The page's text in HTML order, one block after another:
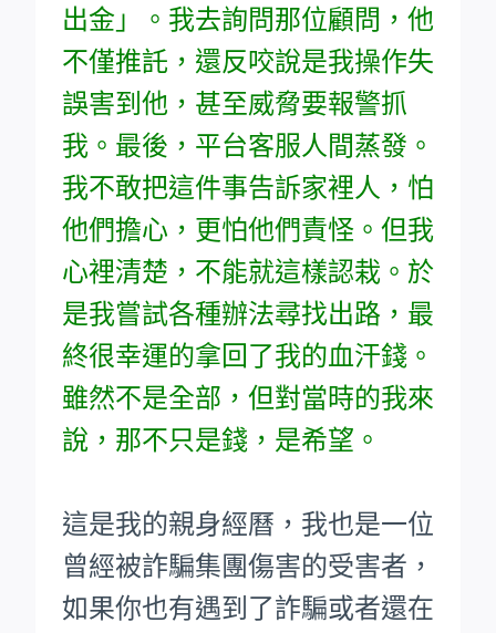
出金」。我去詢問那位顧問，他
不僅推託，還反咬說是我操作失
誤害到他，甚至威脅要報警抓
我。最後，平台客服人間蒸發。
我不敢把這件事告訴家裡人，怕
他們擔心，更怕他們責怪。但我
心裡清楚，不能就這樣認栽。於
是我嘗試各種辦法尋找出路，最
終很幸運的拿回了我的血汗錢。
雖然不是全部，但對當時的我來
說，那不只是錢，是希望。
這是我的親身經曆，我也是一位
曾經被詐騙集團傷害的受害者，
如果你也有遇到了詐騙或者還在